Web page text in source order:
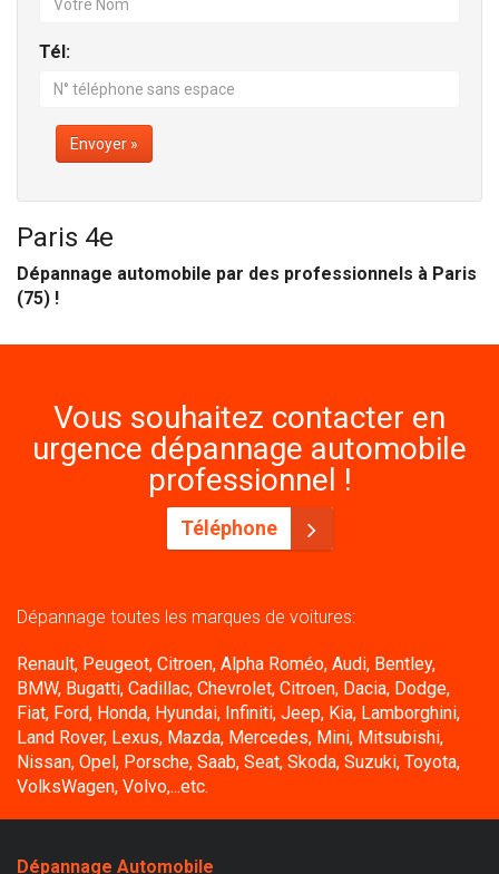
Tél:
Envoyer »
Paris 4e
Dépannage automobile par des professionnels à Paris
(75) !
Vous souhaitez contacter en
urgence dépannage automobile
professionnel !
Téléphone
Dépannage toutes les marques de voitures:
Renault, Peugeot, Citroen, Alpha Roméo, Audi, Bentley,
BMW, Bugatti, Cadillac, Chevrolet, Citroen, Dacia, Dodge,
Fiat, Ford, Honda, Hyundai, Infiniti, Jeep, Kia, Lamborghini,
Land Rover, Lexus, Mazda, Mercedes, Mini, Mitsubishi,
Nissan, Opel, Porsche, Saab, Seat, Skoda, Suzuki, Toyota,
VolksWagen, Volvo,...etc.
Dépannage Automobile